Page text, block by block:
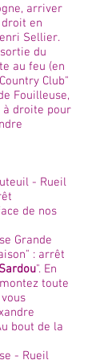
atelier permet
dans
son
24 82 36 ou sur
(en face
derrière le
Vous pouvez
théâtre, ou
Merlin/
minutes à pied
arriver
en
Sellier.
du
au feu (en
Club"
Fouilleuse,
à droite pour
- Rueil
de nos
Grande
: arrêt
". En
toute
bout de la
- Rueil